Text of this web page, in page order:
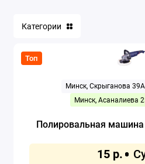
Глубинные вибраторы
Граверы
Дрели-миксеры
Категории
Топ
Минск, Скрыганова
Минск, Асаналиева
Полировальная машина
15 р.